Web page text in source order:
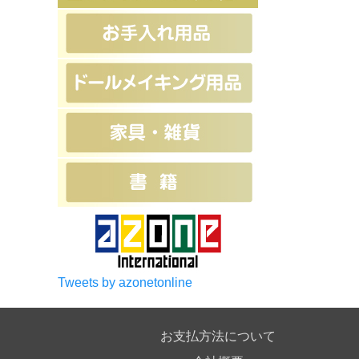
Tweets by azonetonline
お支払方法について